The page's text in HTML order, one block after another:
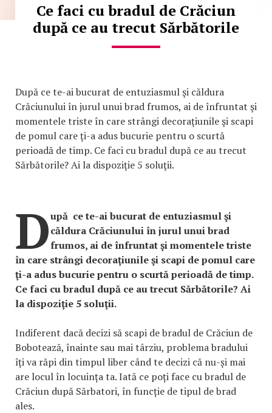
Ce faci cu bradul de Crăciun
după ce au trecut Sărbătorile
După ce te-ai bucurat de entuziasmul şi căldura
Crăciunului în jurul unui brad frumos, ai de înfruntat şi
momentele triste în care strângi decoraţiunile şi scapi
de pomul care ţi-a adus bucurie pentru o scurtă
perioadă de timp. Ce faci cu bradul după ce au trecut
Sărbătorile? Ai la dispoziţie 5 soluţii.
După ce te-ai bucurat de entuziasmul şi
căldura Crăciunului în jurul unui brad
frumos, ai de înfruntat şi momentele triste
în care strângi decoraţiunile şi scapi de pomul care
ţi-a adus bucurie pentru o scurtă perioadă de timp.
Ce faci cu bradul după ce au trecut Sărbătorile? Ai
la dispoziţie 5 soluţii.
Indiferent dacă decizi să scapi de bradul de Crăciun de
Bobotează, înainte sau mai târziu, problema bradului
îți va răpi din timpul liber când te decizi că nu-și mai
are locul în locuința ta. Iată ce poți face cu bradul de
Crăciun după Sărbatori, în funcție de tipul de brad
ales.